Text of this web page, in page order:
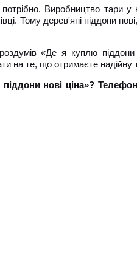
Виробництво тари у
Тому дерев'яні піддони
«Де я куплю
на те, що отримаєте надійну
нові ціна»?